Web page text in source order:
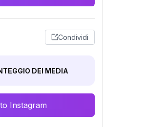
Condividi
DEI MEDIA
Instagram